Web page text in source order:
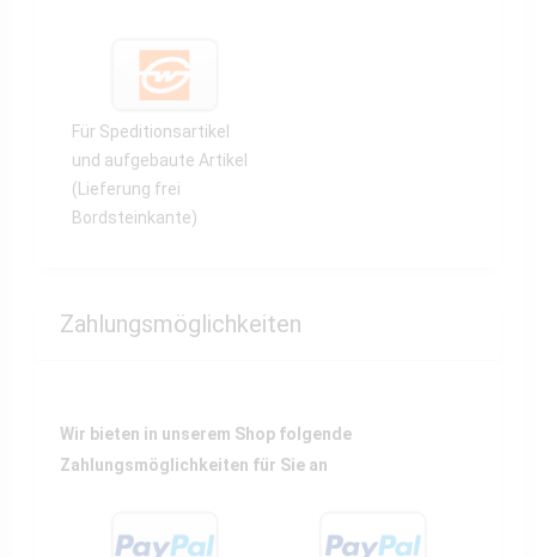
Für Speditionsartikel
und aufgebaute Artikel
(Lieferung frei
Bordsteinkante)
Zahlungsmöglichkeiten
Wir bieten in unserem Shop folgende
Zahlungsmöglichkeiten für Sie an